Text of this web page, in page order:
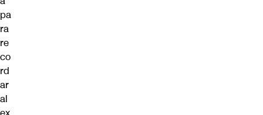
pa
ra
re
co
rd
ar
al